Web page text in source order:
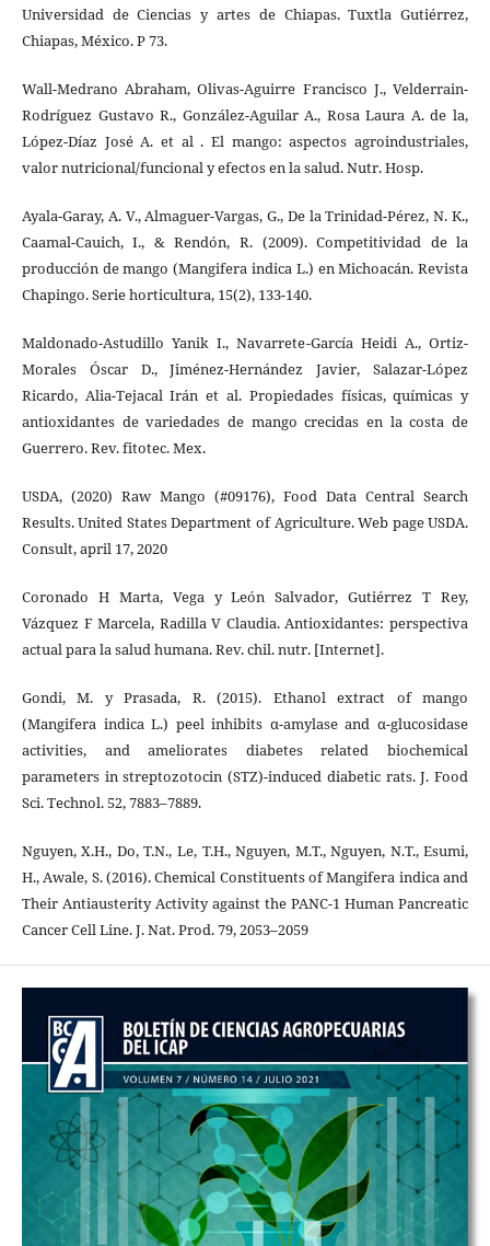
Universidad de Ciencias y artes de Chiapas. Tuxtla Gutiérrez,
Chiapas, México. P 73.
Wall-Medrano Abraham, Olivas-Aguirre Francisco J., Velderrain-
Rodríguez Gustavo R., González-Aguilar A., Rosa Laura A. de la,
López-Díaz José A. et al . El mango: aspectos agroindustriales,
valor nutricional/funcional y efectos en la salud. Nutr. Hosp.
Ayala-Garay, A. V., Almaguer-Vargas, G., De la Trinidad-Pérez, N. K.,
Caamal-Cauich, I., & Rendón, R. (2009). Competitividad de la
producción de mango (Mangifera indica L.) en Michoacán. Revista
Chapingo. Serie horticultura, 15(2), 133-140.
Maldonado-Astudillo Yanik I., Navarrete-García Heidi A., Ortiz-
Morales Óscar D., Jiménez-Hernández Javier, Salazar-López
Ricardo, Alia-Tejacal Irán et al. Propiedades físicas, químicas y
antioxidantes de variedades de mango crecidas en la costa de
Guerrero. Rev. fitotec. Mex.
USDA, (2020) Raw Mango (#09176), Food Data Central Search
Results. United States Department of Agriculture. Web page USDA.
Consult, april 17, 2020
Coronado H Marta, Vega y León Salvador, Gutiérrez T Rey,
Vázquez F Marcela, Radilla V Claudia. Antioxidantes: perspectiva
actual para la salud humana. Rev. chil. nutr. [Internet].
Gondi, M. y Prasada, R. (2015). Ethanol extract of mango
(Mangifera indica L.) peel inhibits α-amylase and α-glucosidase
activities, and ameliorates diabetes related biochemical
parameters in streptozotocin (STZ)-induced diabetic rats. J. Food
Sci. Technol. 52, 7883–7889.
Nguyen, X.H., Do, T.N., Le, T.H., Nguyen, M.T., Nguyen, N.T., Esumi,
H., Awale, S. (2016). Chemical Constituents of Mangifera indica and
Their Antiausterity Activity against the PANC-1 Human Pancreatic
Cancer Cell Line. J. Nat. Prod. 79, 2053–2059